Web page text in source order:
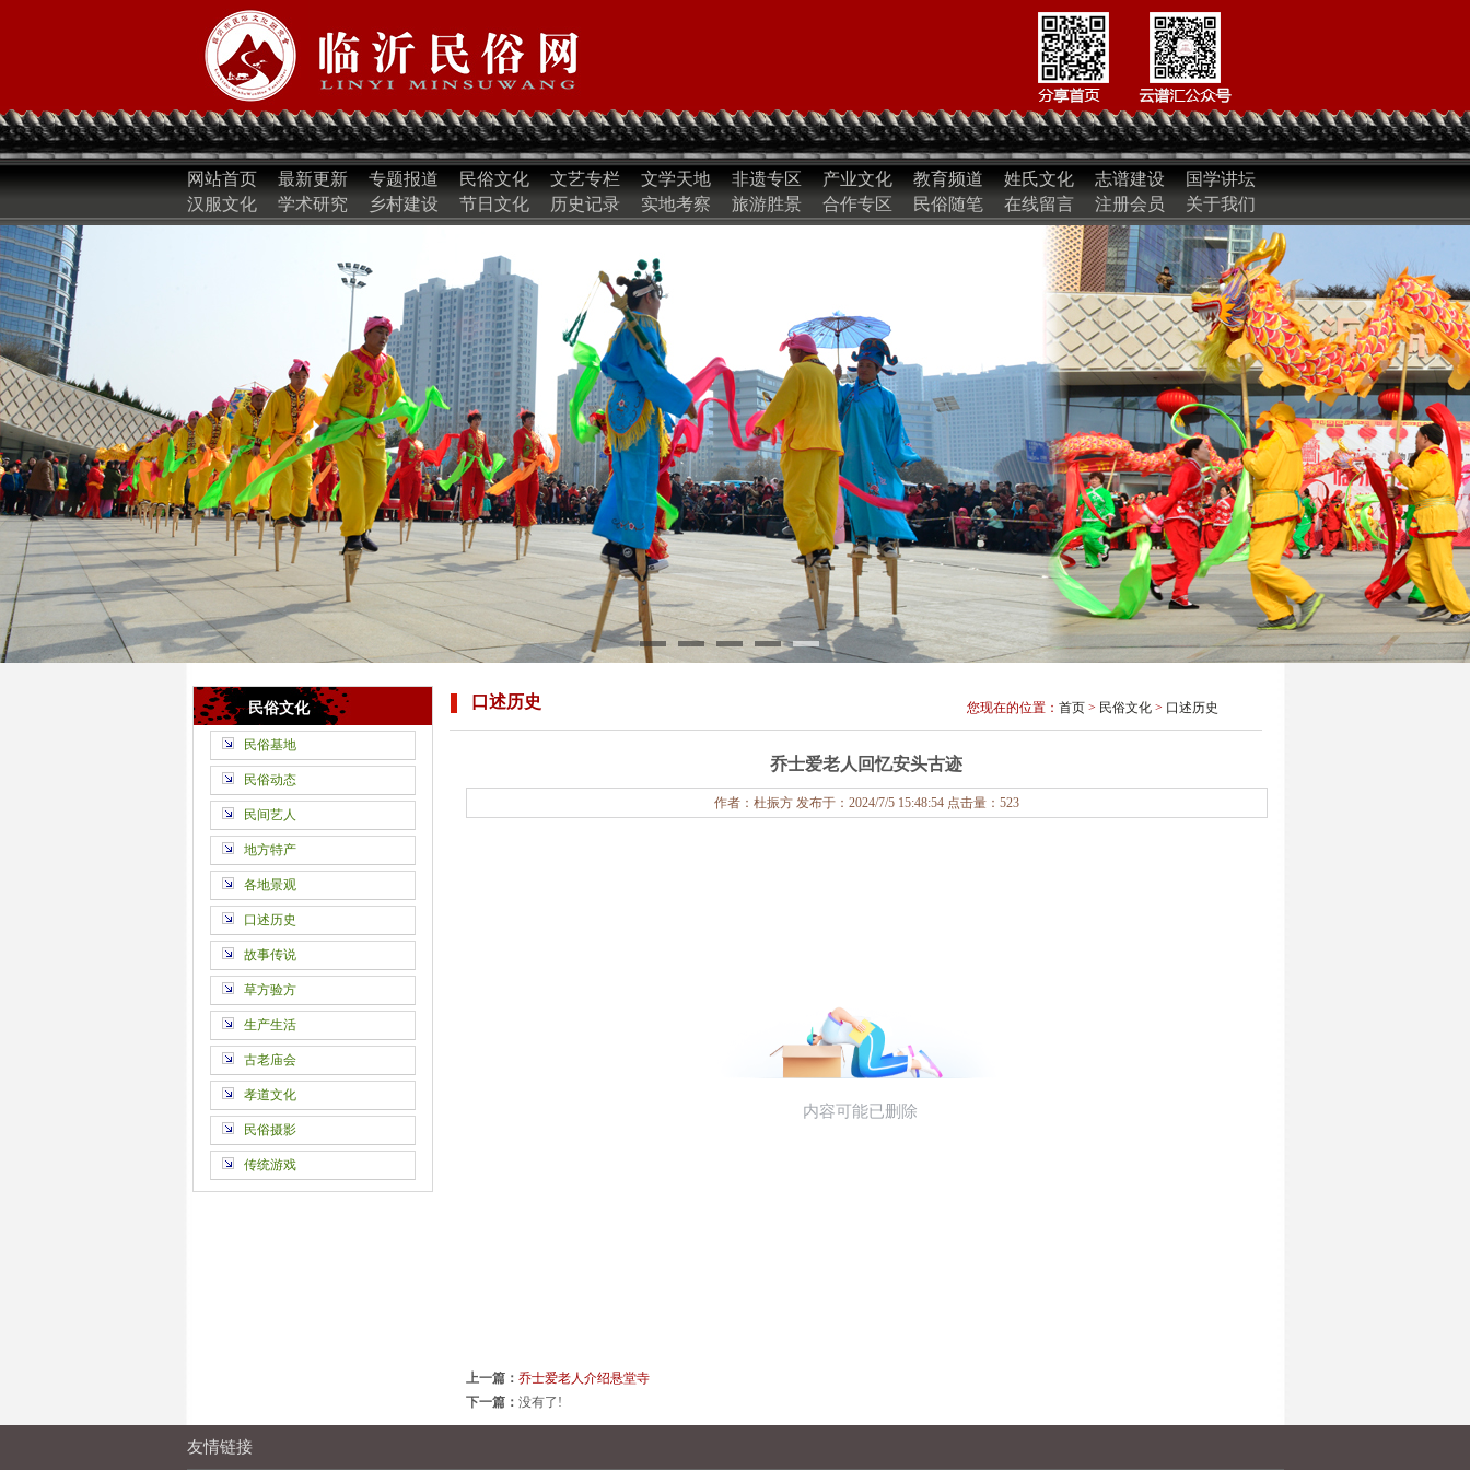
网站首页 最新更新 专题报道 民俗文化 文艺专栏 文学天地 非遗专区 产业文化 教育频道 姓氏文化 志谱建设
国学讲坛
汉服文化
学术研究 乡村建设 节日文化 历史记录 实地考察 旅游胜景 合作专区 民俗随笔 在线留言 注册会员 关于我们
民俗文化
民俗基地
民俗动态
民间艺人
地方特产
各地景观
口述历史
故事传说
草方验方
生产生活
古老庙会
孝道文化
民俗摄影
传统游戏
口述历史 您现在的位置： 首页> 民俗文化> 口述历史
乔士爱老人回忆安头古迹
作者：杜振方 发布于：2024/7/5 15:48:54 点击量： 523
上一篇： 乔士爱老人介绍悬堂寺
下一篇： 没有了!
友情链接